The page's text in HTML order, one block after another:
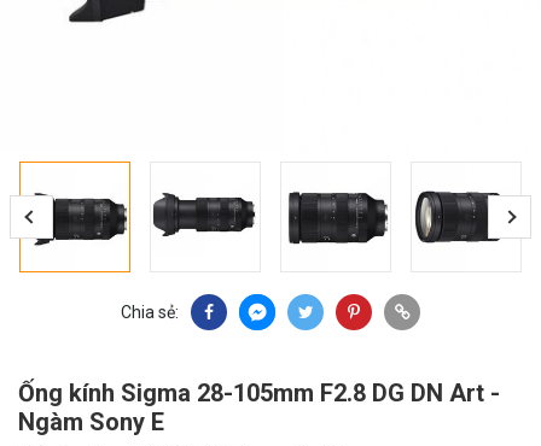
Chia sẻ:
Ống kính Sigma 28-105mm F2.8 DG DN Art -
Ngàm Sony E